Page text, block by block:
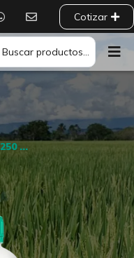
Cotizar
EXPERTO 250 EC